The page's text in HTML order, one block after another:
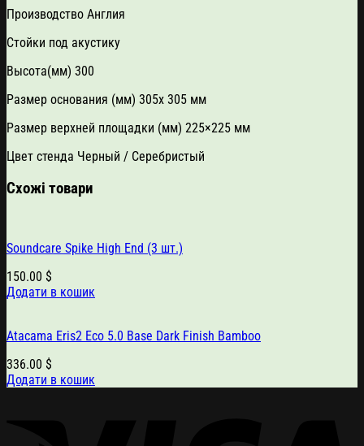
Производство Англия
Стойки под акустику
Высота(мм) 300
Размер основания (мм) 305х 305 мм
Размер верхней площадки (мм) 225×225 мм
Цвет стенда Черный / Серебристый
Схожі товари
Soundcare Spike High End (3 шт.)
150.00 $
Додати в кошик
Atacama Eris2 Eco 5.0 Base Dark Finish Bamboo
336.00 $
Додати в кошик